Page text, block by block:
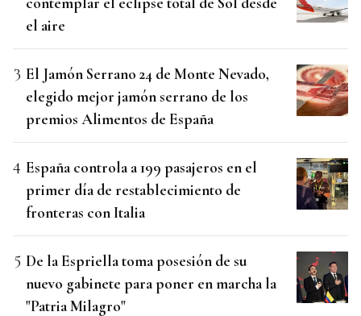
el aire
El Jamón Serrano 24 de Monte Nevado,
elegido mejor jamón serrano de los
premios Alimentos de España
España controla a 199 pasajeros en el
primer día de restablecimiento de
fronteras con Italia
De la Espriella toma posesión de su
nuevo gabinete para poner en marcha la
"Patria Milagro"